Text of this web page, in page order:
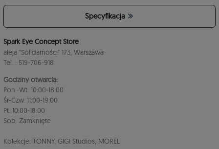
Specyfikacja
Spark Eye Concept Store
aleja "Solidarności" 173, Warszawa
Tel. : 519-706-918
Godziny otwarcia:
Pon.-Wt. 10:00-18:00
Śr-Czw. 11:00-19:00
Pt. 10:00-18:00
Sob. Zamknięte
Kolekcje: TONNY, GIGI Studios, MOREL